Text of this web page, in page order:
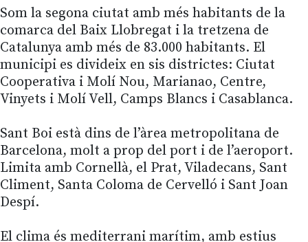
Som la segona ciutat amb més habitants de la
comarca del Baix Llobregat i la tretzena de
Catalunya amb més de 83.000 habitants. El
municipi es divideix en sis districtes: Ciutat
Cooperativa i Molí Nou, Marianao, Centre,
Vinyets i Molí Vell, Camps Blancs i Casablanca.
Sant Boi està dins de l’àrea metropolitana de
Barcelona, molt a prop del port i de l’aeroport.
Limita amb Cornellà, el Prat, Viladecans, Sant
Climent, Santa Coloma de Cervelló i Sant Joan
Despí.
El clima és mediterrani marítim, amb estius